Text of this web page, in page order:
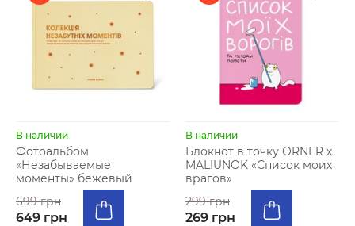
В наличии
Фотоальбом
«Незабываемые
моменты» бежевый
699 грн
649 грн
В наличии
Блокнот в точку ORNER х
MALIUNOK «Список моих
врагов»
299 грн
269 грн